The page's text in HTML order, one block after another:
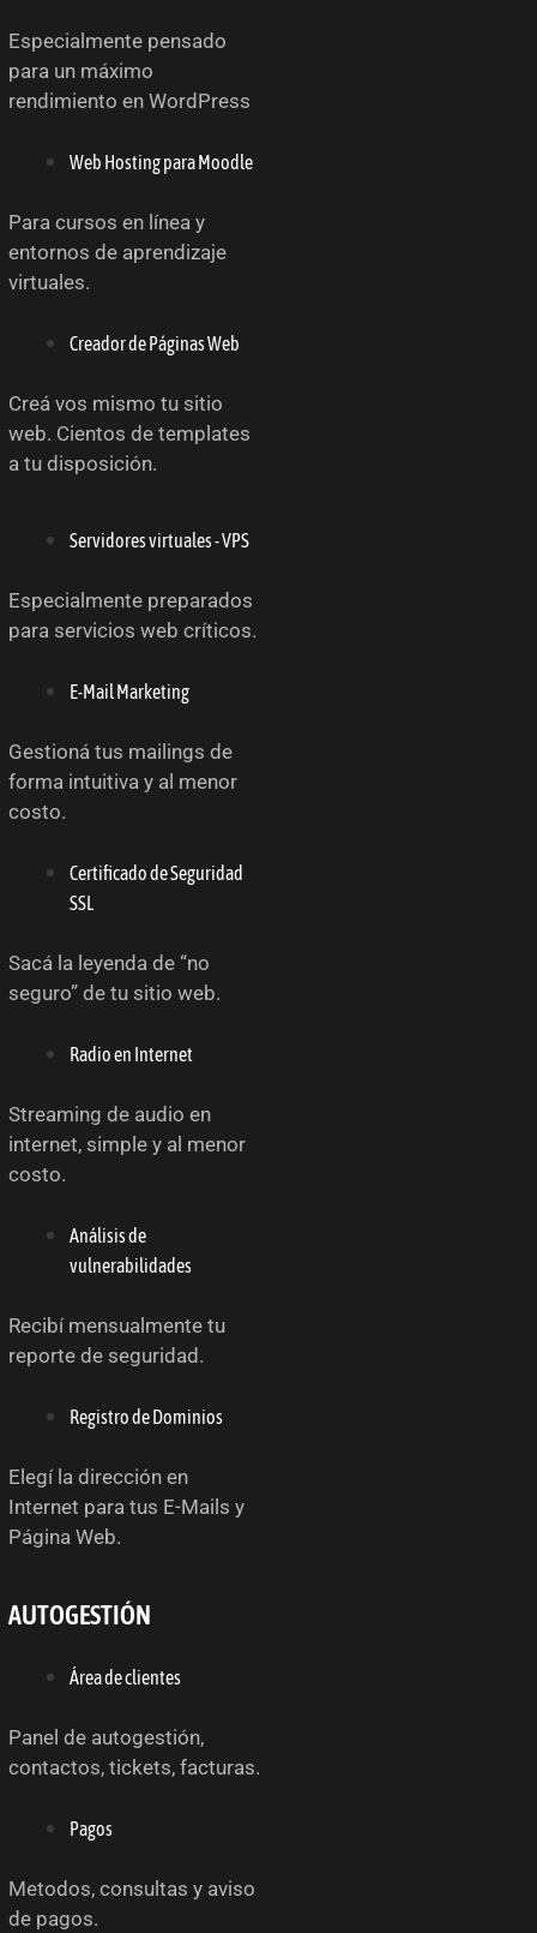
Especialmente pensado
para un máximo
rendimiento en WordPress
Web Hosting para Moodle
Para cursos en línea y
entornos de aprendizaje
virtuales.
Creador de Páginas Web
Creá vos mismo tu sitio
web. Cientos de templates
a tu disposición.
Servidores virtuales - VPS
Especialmente preparados
para servicios web críticos.
E-Mail Marketing
Gestioná tus mailings de
forma intuitiva y al menor
costo.
Certificado de Seguridad
SSL
Sacá la leyenda de “no
seguro” de tu sitio web.
Radio en Internet
Streaming de audio en
internet, simple y al menor
costo.
Análisis de
vulnerabilidades
Recibí mensualmente tu
reporte de seguridad.
Registro de Dominios
Elegí la dirección en
Internet para tus E-Mails y
Página Web.
AUTOGESTIÓN
Área de clientes
Panel de autogestión,
contactos, tickets, facturas.
Pagos
Metodos, consultas y aviso
de pagos.